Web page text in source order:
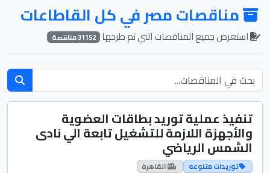
مناقصات مصر في كل القاطاعات
استعرض جميع المناقصات التي تم طرحها 31152 مناقصة
تنفيذ عملية توريد بطاقات العضوية
والأجهزة اللازمة للتشغيل تابعة الي نادى
الشمس الرياضي
توريدات متنوعه القاهرة